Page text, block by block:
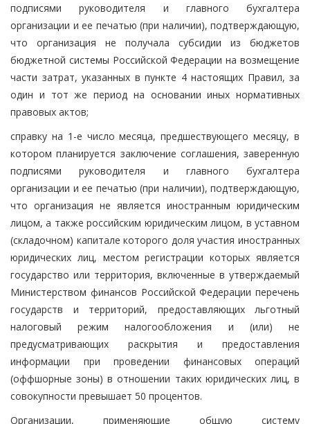
подписями руководителя и главного бухгалтера
организации и ее печатью (при наличии), подтверждающую,
что организация не получала субсидии из бюджетов
бюджетной системы Российской Федерации на возмещение
части затрат, указанных в пункте 4 настоящих Правил, за
один и тот же период на основании иных нормативных
правовых актов;
справку на 1-е число месяца, предшествующего месяцу, в
котором планируется заключение соглашения, заверенную
подписями руководителя и главного бухгалтера
организации и ее печатью (при наличии), подтверждающую,
что организация не является иностранным юридическим
лицом, а также российским юридическим лицом, в уставном
(складочном) капитале которого доля участия иностранных
юридических лиц, местом регистрации которых является
государство или территория, включенные в утверждаемый
Министерством финансов Российской Федерации перечень
государств и территорий, предоставляющих льготный
налоговый режим налогообложения и (или) не
предусматривающих раскрытия и предоставления
информации при проведении финансовых операций
(оффшорные зоны) в отношении таких юридических лиц, в
совокупности превышает 50 процентов.
Организации, применяющие общую систему